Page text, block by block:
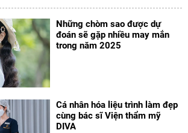
Những chòm sao được dự
đoán sẽ gặp nhiều may mắn
trong năm 2025
Cá nhân hóa liệu trình làm đẹp
cùng bác sĩ Viện thẩm mỹ
DIVA